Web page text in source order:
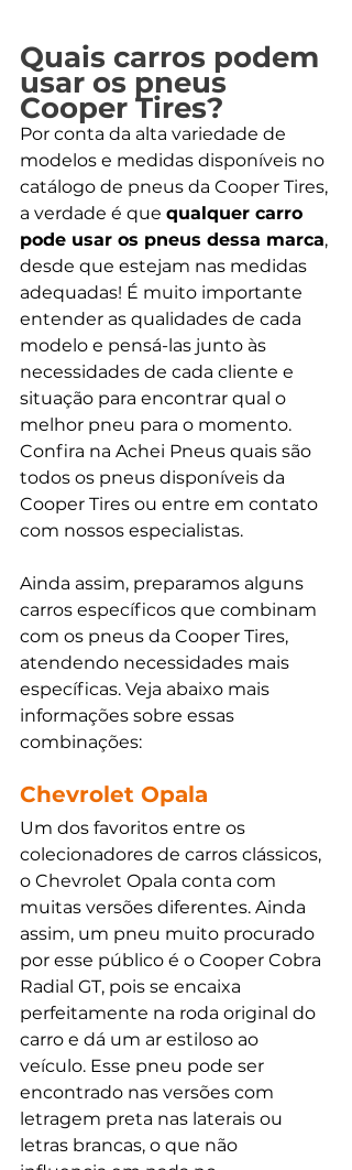
Quais carros podem
usar os pneus
Cooper Tires?
Por conta da alta variedade de
modelos e medidas disponíveis no
catálogo de pneus da Cooper Tires,
a verdade é que qualquer carro
pode usar os pneus dessa marca,
desde que estejam nas medidas
adequadas! É muito importante
entender as qualidades de cada
modelo e pensá-las junto às
necessidades de cada cliente e
situação para encontrar qual o
melhor pneu para o momento.
Confira na Achei Pneus quais são
todos os pneus disponíveis da
Cooper Tires ou entre em contato
com nossos especialistas.
Ainda assim, preparamos alguns
carros específicos que combinam
com os pneus da Cooper Tires,
atendendo necessidades mais
específicas. Veja abaixo mais
informações sobre essas
combinações:
Chevrolet Opala
Um dos favoritos entre os
colecionadores de carros clássicos,
o Chevrolet Opala conta com
muitas versões diferentes. Ainda
assim, um pneu muito procurado
por esse público é o Cooper Cobra
Radial GT, pois se encaixa
perfeitamente na roda original do
carro e dá um ar estiloso ao
veículo. Esse pneu pode ser
encontrado nas versões com
letragem preta nas laterais ou
letras brancas, o que não